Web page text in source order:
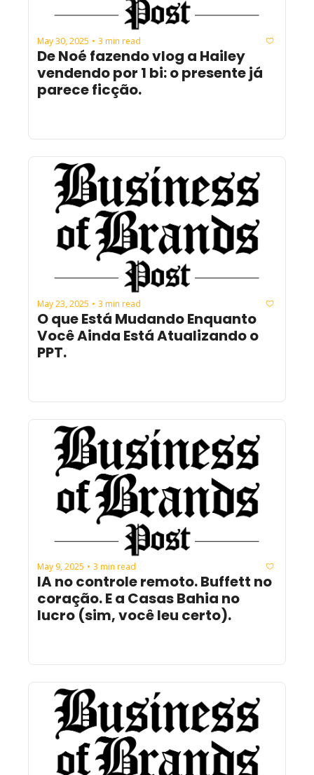
May 30, 2025 • 3 min read
De Noé fazendo vlog a Hailey
vendendo por 1 bi: o presente já
parece ficção.
May 23, 2025 • 3 min read
O que Está Mudando Enquanto
Você Ainda Está Atualizando o
PPT.
May 9, 2025 • 3 min read
IA no controle remoto. Buffett no
coração. E a Casas Bahia no
lucro (sim, você leu certo).